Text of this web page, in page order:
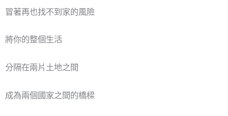
冒著再也找不到家的風險
將你的整個生活
分隔在兩片土地之間
成為兩個國家之間的橋樑